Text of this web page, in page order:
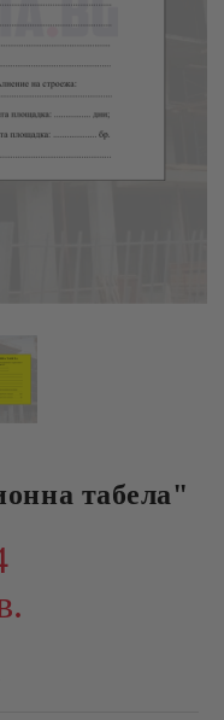
табела"